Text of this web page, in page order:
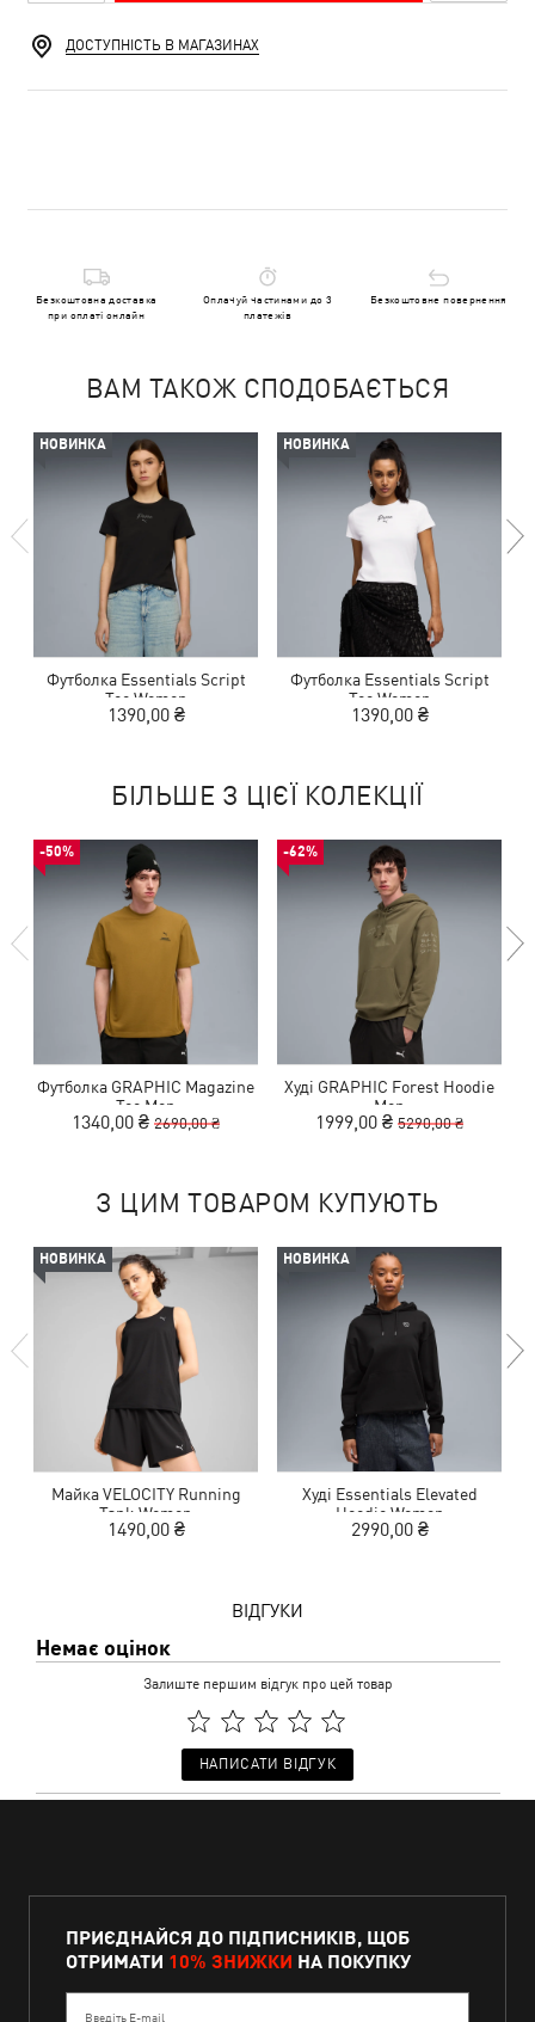
ДОСТУПНІСТЬ В МАГАЗИНАХ
Безкоштовна доставка
при оплаті онлайн
Оплачуй частинами до 3
платежів
Безкоштовне повернення
ВАМ ТАКОЖ СПОДОБАЄТЬСЯ
НОВИНКА
Футболка Essentials Script
Tee Women
1390,00 ₴
НОВИНКА
Футболка Essentials Script
Tee Women
1390,00 ₴
БІЛЬШЕ З ЦІЄЇ КОЛЕКЦІЇ
-50%
Футболка GRAPHIC Magazine
Tee Men
1340,00 ₴ 2690,00 ₴
-62%
Худі GRAPHIC Forest Hoodie
Men
1999,00 ₴ 5290,00 ₴
З ЦИМ ТОВАРОМ КУПУЮТЬ
НОВИНКА
Майка VELOCITY Running
Tank Women
1490,00 ₴
НОВИНКА
Худі Essentials Elevated
Hoodie Women
2990,00 ₴
ВІДГУКИ
Немає оцінок
Залиште першим відгук про цей товар
НАПИСАТИ ВІДГУК
ПРИЄДНАЙСЯ ДО ПІДПИСНИКІВ, ЩОБ
ОТРИМАТИ 10% ЗНИЖКИ НА ПОКУПКУ
Введіть E-mail